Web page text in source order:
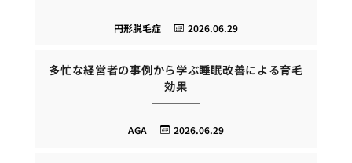
2026.06.29
円形脱毛症
多忙な経営者の事例から学ぶ睡眠改善による育毛
効果
2026.06.29
AGA